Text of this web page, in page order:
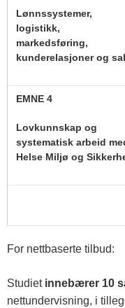
Lønnssystemer,
logistikk,
markedsføring,
kunderelasjoner og
EMNE 4
Lovkunnskap og
systematisk arbeid
Helse Miljø og
For nettbaserte tilbud:
Studiet innebærer 10
nettundervisning, i